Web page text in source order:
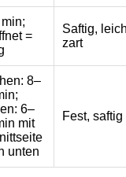
=
Saftig,
zart
8–
6–
mit
unten
Fest, saftig